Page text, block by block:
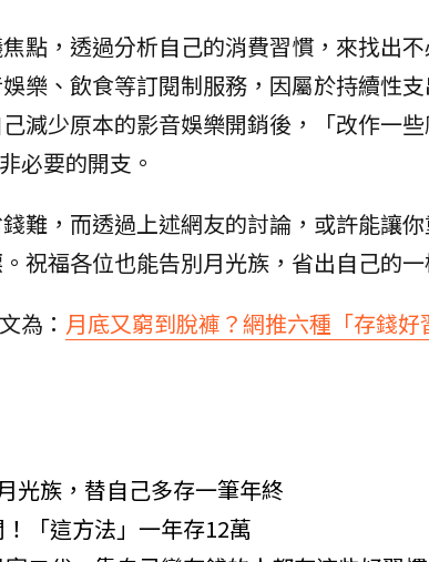
點，透過分析自己的消費習慣，來找出
樂、飲食等訂閱制服務，因屬於持續性
減少原本的影音娛樂開銷後，「改作一
必要的開支。
難，而透過上述網友的討論，或許能讓
祝福各位也能告別月光族，省出自己的
為： 月底又窮到脫褲？網推六種「存錢好
光族，替自己多存一筆年終
「這方法」一年存12萬